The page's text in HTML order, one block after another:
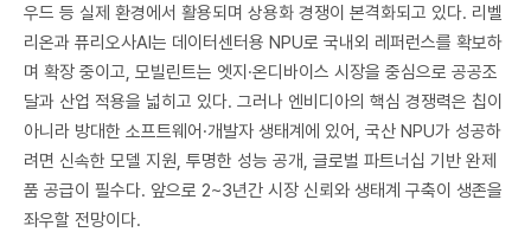
우드 등 실제 환경에서 활용되며 상용화 경쟁이 본격화되고 있다. 리벨
리온과 퓨리오사AI는 데이터센터용 NPU로 국내외 레퍼런스를 확보하
며 확장 중이고, 모빌린트는 엣지·온디바이스 시장을 중심으로 공공조
달과 산업 적용을 넓히고 있다. 그러나 엔비디아의 핵심 경쟁력은 칩이
아니라 방대한 소프트웨어·개발자 생태계에 있어, 국산 NPU가 성공하
려면 신속한 모델 지원, 투명한 성능 공개, 글로벌 파트너십 기반 완제
품 공급이 필수다. 앞으로 2~3년간 시장 신뢰와 생태계 구축이 생존을
좌우할 전망이다.